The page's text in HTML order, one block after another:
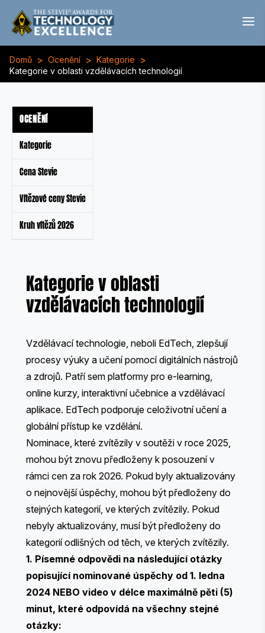
Domů > Ocenění > Kategorie >
Kategorie v oblasti vzdělávacích technologií
OCENĚNÍ
Kategorie
Cena Stevie
Vítězové ceny Stevie
Kruh vítězů 2026
Kategorie v oblasti
vzdělávacích technologií
Vzdělávací technologie, neboli EdTech, zlepšují
procesy výuky a učení pomocí digitálních nástrojů
a zdrojů. Patří sem platformy pro e-learning,
online kurzy, interaktivní učebnice a vzdělávací
aplikace. EdTech podporuje celoživotní učení a
globální přístup ke vzdělání.
Nominace, které zvítězily v soutěži v roce 2025,
mohou být znovu předloženy k posouzení v
rámci cen za rok 2026. Pokud byly aktualizovány
o nejnovější úspěchy, mohou být předloženy do
stejných kategorií, ve kterých zvítězily. Pokud
nebyly aktualizovány, musí být předloženy do
kategorií odlišných od těch, ve kterých zvítězily.
1. Písemné odpovědi na následující otázky
popisující nominované úspěchy od 1. ledna
2024 NEBO video v délce maximálně pěti (5)
minut, které odpovídá na všechny stejné
otázky: